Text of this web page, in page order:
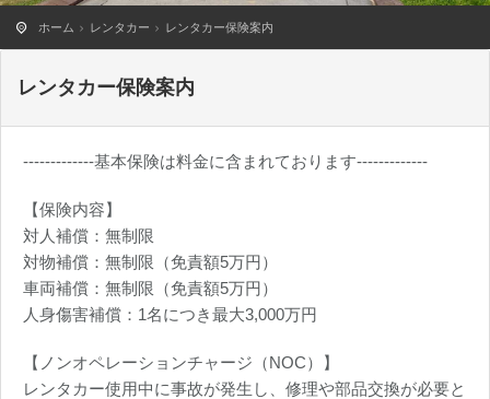
ホーム レンタカー レンタカー保険案内
レンタカー保険案内
-------------基本保険は料金に含まれております-------------
【保険内容】
対人補償：無制限
対物補償：無制限（免責額5万円）
車両補償：無制限（免責額5万円）
人身傷害補償：1名につき最大3,000万円
【ノンオペレーションチャージ（NOC）】
レンタカー使用中に事故が発生し、修理や部品交換が必要と